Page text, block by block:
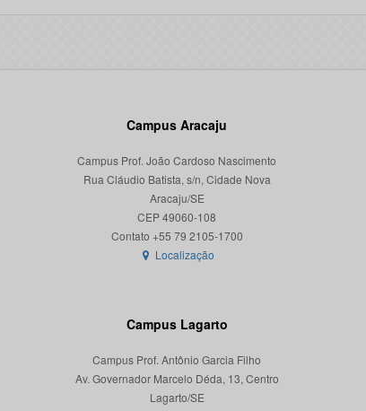
Campus Aracaju
Campus Prof. João Cardoso Nascimento
Rua Cláudio Batista, s/n, Cidade Nova
Aracaju/SE
CEP 49060-108
Localização
Campus Lagarto
Campus Prof. Antônio Garcia Filho
Av. Governador Marcelo Déda, 13, Centro
Lagarto/SE